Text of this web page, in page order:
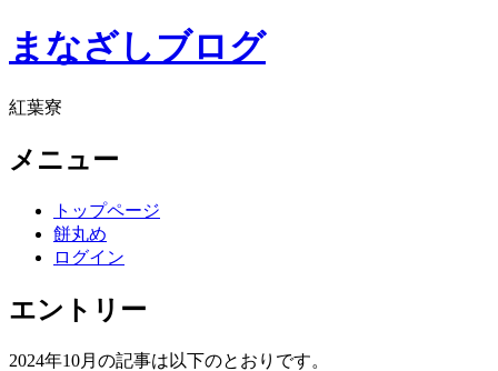
まなざしブログ
紅葉寮
メニュー
トップページ
餅丸め
ログイン
エントリー
2024年10月の記事は以下のとおりです。